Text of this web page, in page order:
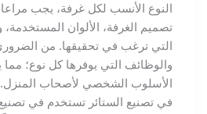
النوع الأنسب لكل غرفة، يجب مراعاة
تصميم الغرفة، الألوان المستخدمة،
التي ترغب في تحقيقها. من الضروري
والوظائف التي يوفرها كل نوع؛ مما
الأسلوب الشخصي لأصحاب المنزل.
في تصنيع الستائر تستخدم في تصنيع